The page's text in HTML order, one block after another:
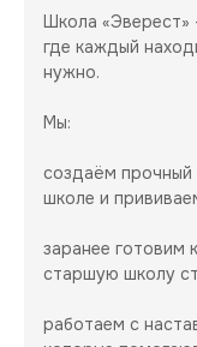
Школа «Эверест»
где каждый
нужно.
Мы:
создаём прочный
школе и
заранее готовим
старшую школу
работаем с